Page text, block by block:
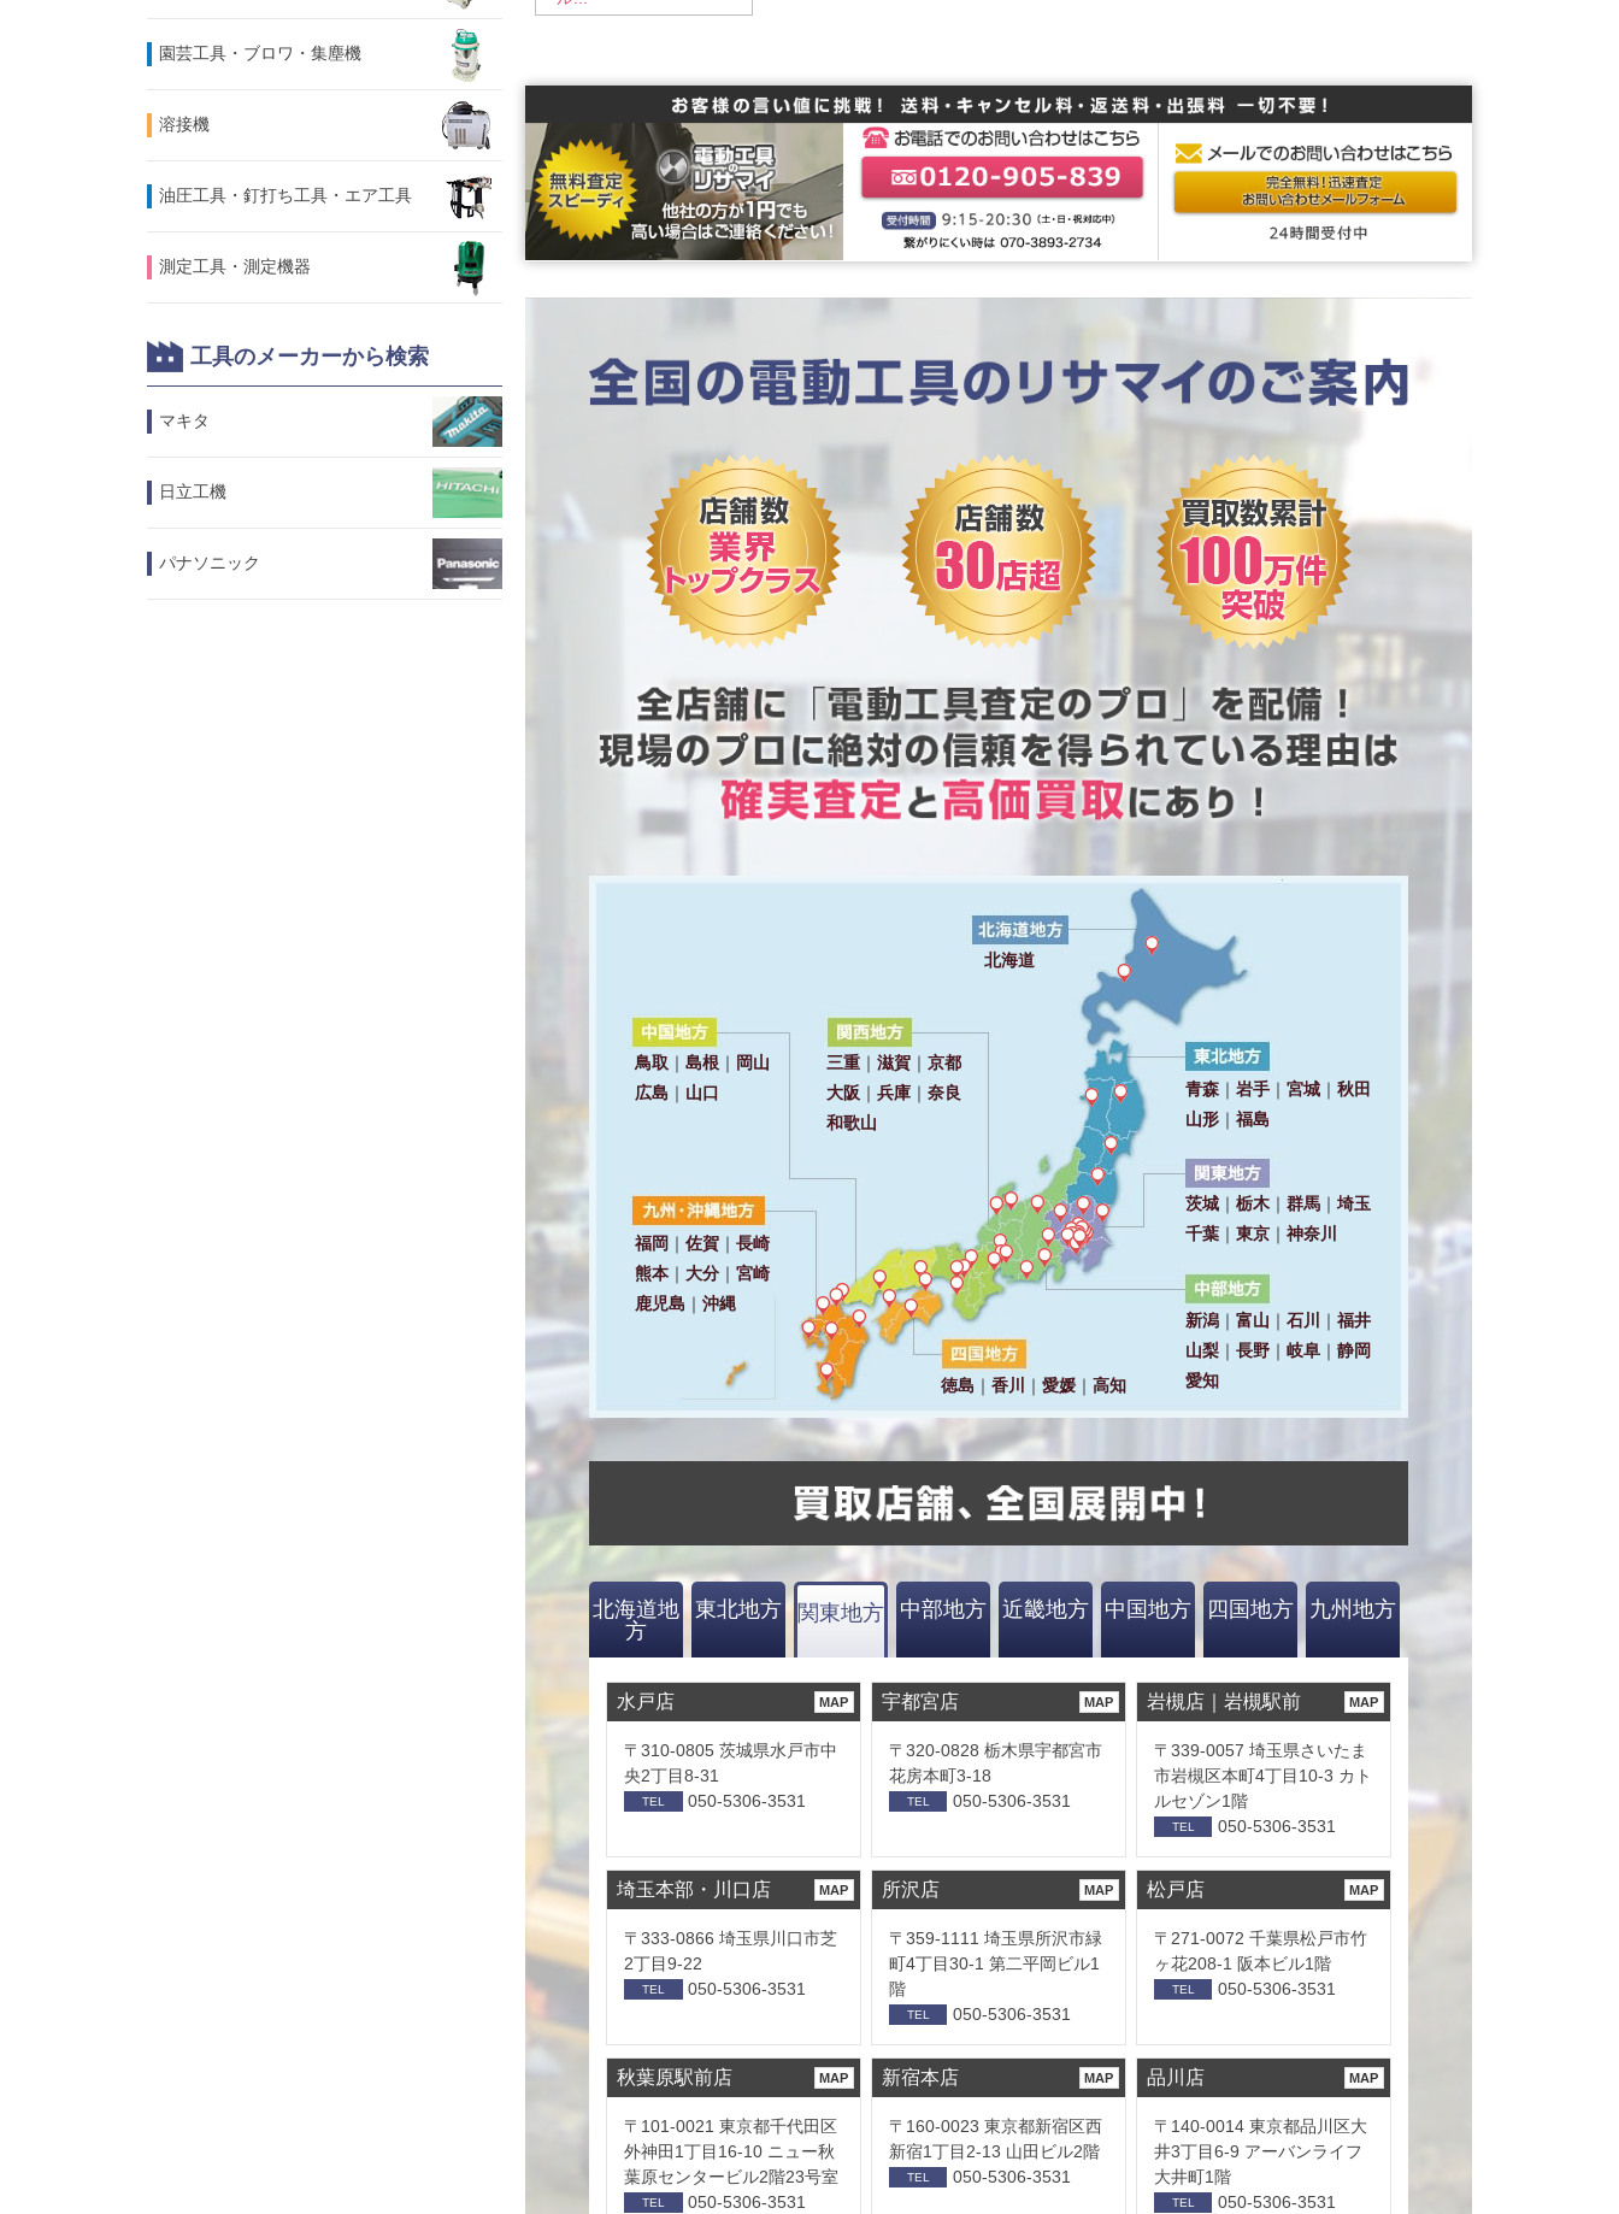
園芸工具・ブロワ・集塵機
溶接機
油圧工具・釘打ち工具・エア工具
測定工具・測定機器
工具のメーカーから検索
マキタ
日立工機
パナソニック
北海道地
方
東北地方 関東地方 中部地方 近畿地方 中国地方 四国地方 九州地方
水戸店 MAP
〒310-0805 茨城県水戸市中
央2丁目8-31
TEL 050-5306-3531
宇都宮店 MAP
〒320-0828 栃木県宇都宮市
花房本町3-18
TEL 050-5306-3531
岩槻店｜岩槻駅前 MAP
〒339-0057 埼玉県さいたま
市岩槻区本町4丁目10-3 カト
ルセゾン1階
TEL 050-5306-3531
埼玉本部・川口店 MAP
〒333-0866 埼玉県川口市芝
2丁目9-22
TEL 050-5306-3531
所沢店 MAP
〒359-1111 埼玉県所沢市緑
町4丁目30-1 第二平岡ビル1
階
TEL 050-5306-3531
松戸店 MAP
〒271-0072 千葉県松戸市竹
ヶ花208-1 阪本ビル1階
TEL 050-5306-3531
秋葉原駅前店 MAP
〒101-0021 東京都千代田区
外神田1丁目16-10 ニュー秋
葉原センタービル2階23号室
TEL 050-5306-3531
新宿本店 MAP
〒160-0023 東京都新宿区西
新宿1丁目2-13 山田ビル2階
TEL 050-5306-3531
品川店 MAP
〒140-0014 東京都品川区大
井3丁目6-9 アーバンライフ
大井町1階
TEL 050-5306-3531